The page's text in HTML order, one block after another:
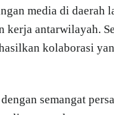
media di daerah
kerja antarwilayah.
kolaborasi
semangat